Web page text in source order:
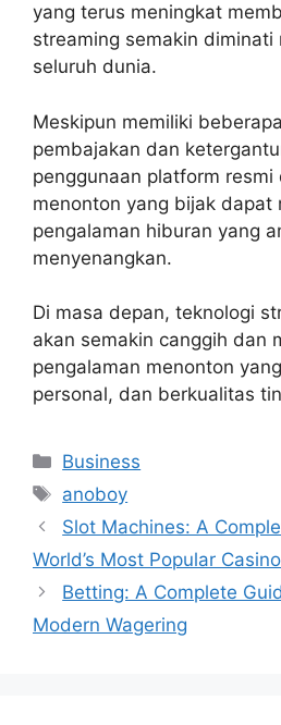
yang terus meningkat
streaming semakin diminati
seluruh dunia.
Meskipun memiliki
pembajakan dan
penggunaan platform resmi
menonton yang bijak dapat
pengalaman hiburan yang
menyenangkan.
Di masa depan, teknologi
akan semakin canggih dan
pengalaman menonton
personal, dan berkualitas
Categories
Business
Tags
anoboy
Slot Machines: A
World’s Most Popular
Betting: A Complete
Modern Wagering